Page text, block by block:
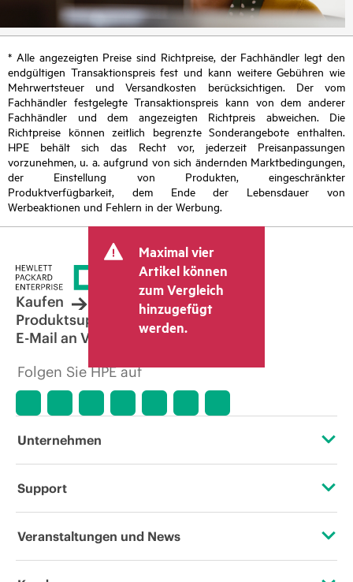
* Alle angezeigten Preise sind Richtpreise, der Fachhändler legt den
endgültigen Transaktionspreis fest und kann weitere Gebühren wie
Mehrwertsteuer und Versandkosten berücksichtigen. Der vom
Fachhändler festgelegte Transaktionspreis kann von dem anderer
Fachhändler und dem angezeigten Richtpreis abweichen. Die
Richtpreise können zeitlich begrenzte Sonderangebote enthalten.
HPE behält sich das Recht vor, jederzeit Preisanpassungen
vorzunehmen, u. a. aufgrund von sich ändernden Marktbedingungen,
der Einstellung von Produkten, eingeschränkter
Produktverfügbarkeit, dem Ende der Lebensdauer von
Werbeaktionen und Fehlern in der Werbung.
Maximal vier
Artikel können
zum Vergleich
hinzugefügt
werden.
Kaufen
Produktsupport
E-Mail an Vertrieb
Folgen Sie HPE auf
Unternehmen
Über HPE
Support
Operational Support Services
Veranstaltungen und News
Veranstaltungen